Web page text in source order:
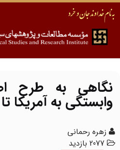
نگاهی به طرح
وابستگی به آمریکا
زهره رحمانی
2077 بازدید